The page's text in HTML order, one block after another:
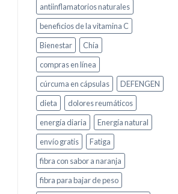
antiinflamatorios naturales
beneficios de la vitamina C
Bienestar
Chía
compras en línea
cúrcuma en cápsulas
DEFENGEN
dieta
dolores reumáticos
energía diaria
Energía natural
envío gratis
Fatiga
fibra con sabor a naranja
fibra para bajar de peso